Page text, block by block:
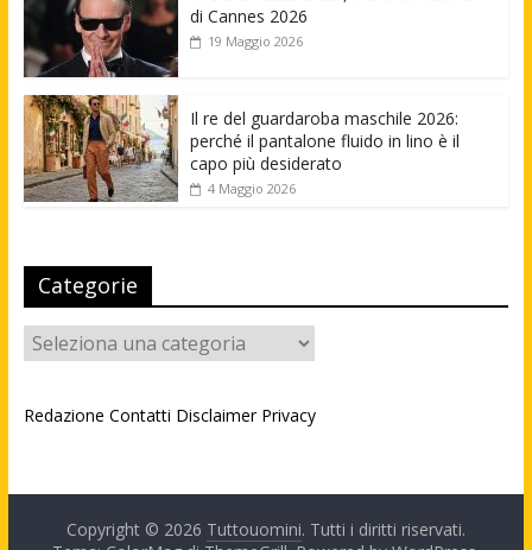
di Cannes 2026
19 Maggio 2026
Il re del guardaroba maschile 2026:
perché il pantalone fluido in lino è il
capo più desiderato
4 Maggio 2026
Categorie
Categorie
Redazione Contatti Disclaimer Privacy
Copyright © 2026 Tuttouomini. Tutti i diritti riservati.